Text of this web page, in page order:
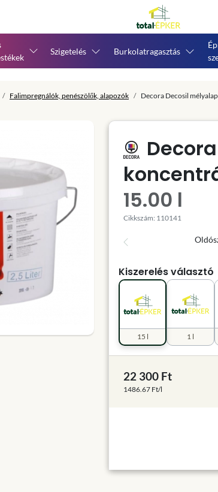
Szigetelés Burkolatragasztás
Falimpregnálók, penészölők, alapozók Decora Decosil
15.00 l
Cikkszám: 110141
Kiszerelés választó
1 l
15 l
22 300 Ft
1486.67 Ft/l